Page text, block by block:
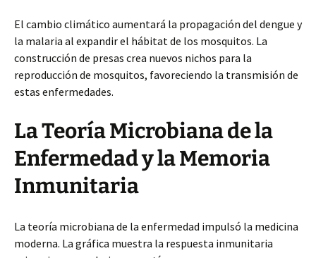
El cambio climático aumentará la propagación del dengue y
la malaria al expandir el hábitat de los mosquitos. La
construcción de presas crea nuevos nichos para la
reproducción de mosquitos, favoreciendo la transmisión de
estas enfermedades.
La Teoría Microbiana de la
Enfermedad y la Memoria
Inmunitaria
La teoría microbiana de la enfermedad impulsó la medicina
moderna. La gráfica muestra la respuesta inmunitaria